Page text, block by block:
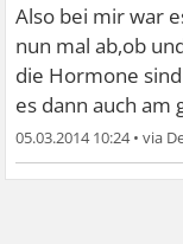
Also bei mir war
nun mal ab,ob
die Hormone
es dann auch am
05.03.2014 10:24•